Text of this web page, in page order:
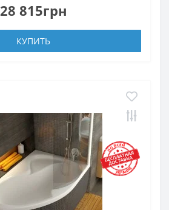
28 815грн
КУПИТЬ